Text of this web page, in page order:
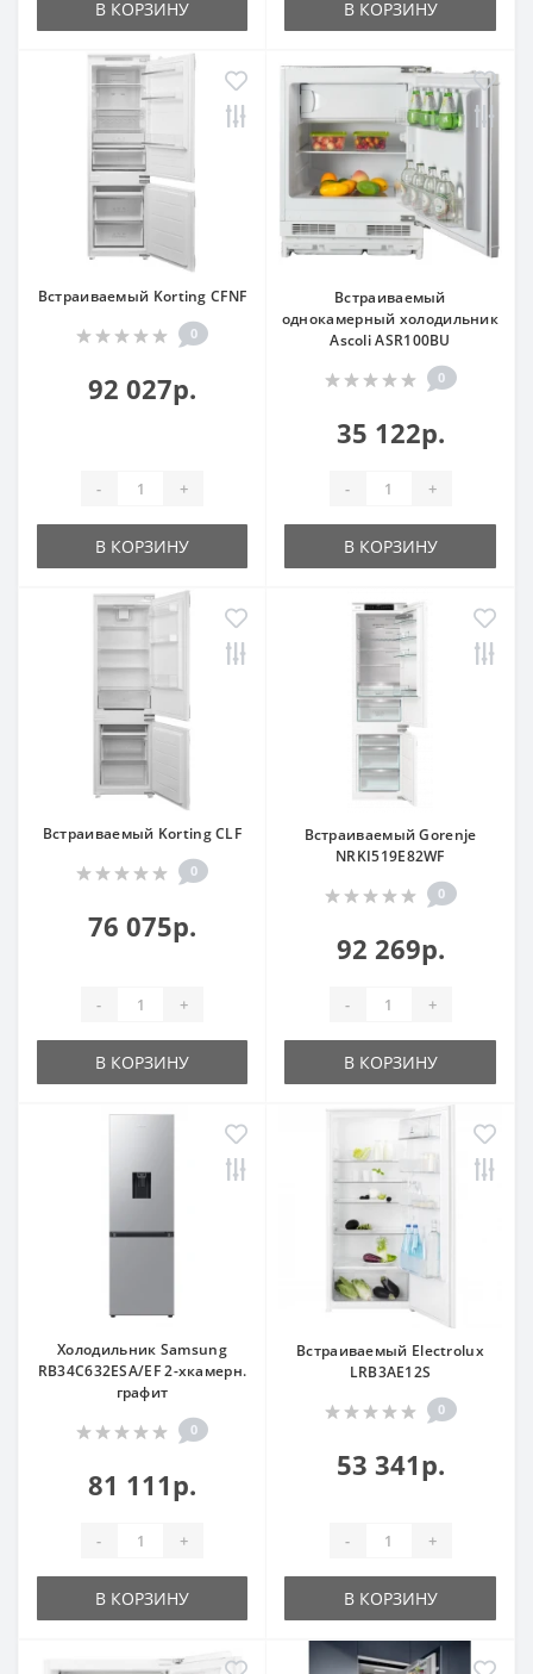
В КОРЗИНУ В КОРЗИНУ
Встраиваемый Korting CFNF
0
92 027р.
- +
В КОРЗИНУ
Встраиваемый
однокамерный холодильник
Ascoli ASR100BU
0
35 122р.
- +
В КОРЗИНУ
Встраиваемый Korting CLF
0
76 075р.
- +
В КОРЗИНУ
Встраиваемый Gorenje
NRKI519E82WF
0
92 269р.
- +
В КОРЗИНУ
Холодильник Samsung
RB34C632ESA/EF 2-хкамерн.
графит
0
81 111р.
- +
В КОРЗИНУ
Встраиваемый Electrolux
LRB3AE12S
0
53 341р.
- +
В КОРЗИНУ